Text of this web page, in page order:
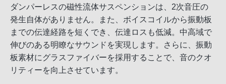
ダンパーレスの磁性流体サスペンションは、2次音圧の
発生自体がありません。また、ボイスコイルから振動板
までの伝達経路を短くでき、伝達ロスも低減。中高域で
伸びのある明瞭なサウンドを実現します。さらに、振動
板素材にグラスファイバーを採用することで、音のクオ
リティーを向上させています。